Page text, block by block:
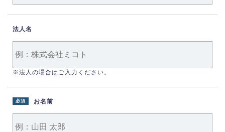
法人名
※法人の場合はご入力ください。
お名前
必須